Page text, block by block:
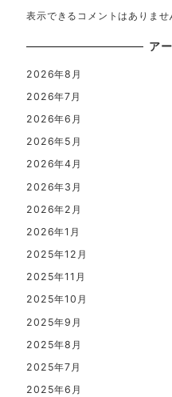
表示できるコメントはありませ
ア
2026年8月
2026年7月
2026年6月
2026年5月
2026年4月
2026年3月
2026年2月
2026年1月
2025年12月
2025年11月
2025年10月
2025年9月
2025年8月
2025年7月
2025年6月